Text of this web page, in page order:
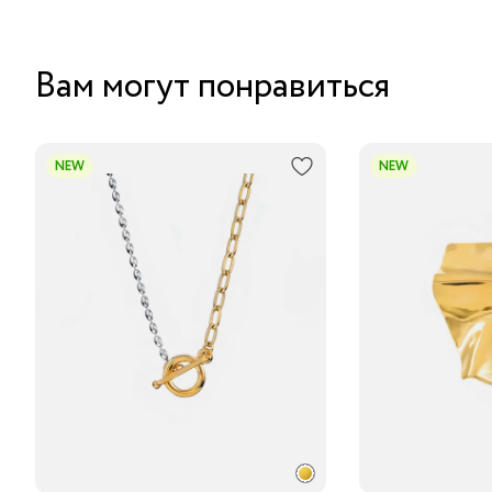
Вам могут понравиться
NEW NEW